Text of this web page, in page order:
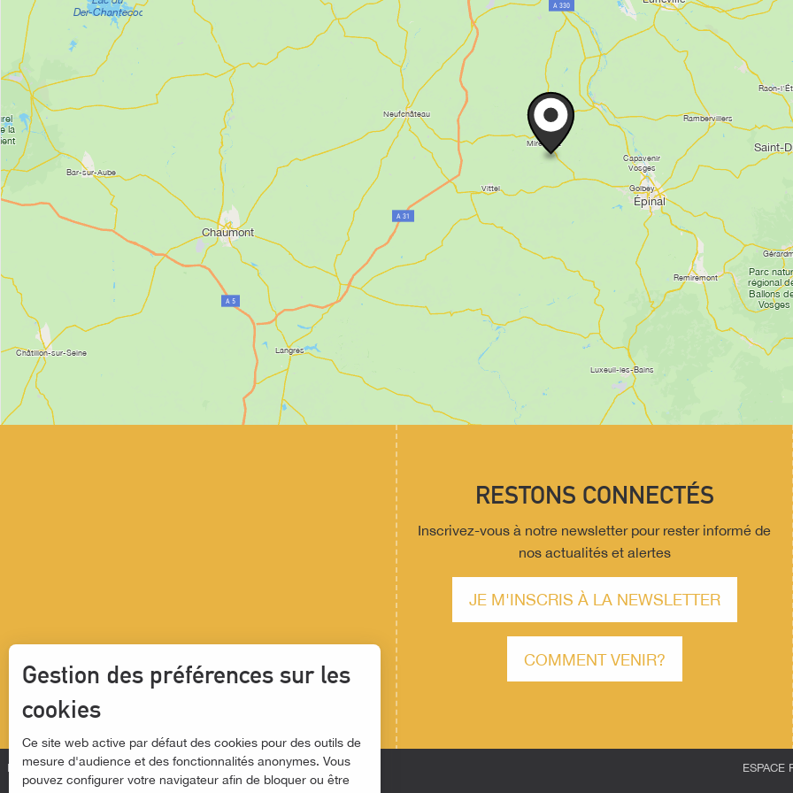
RESTONS CONNECTÉS
Inscrivez-vous à notre newsletter pour rester informé de
nos actualités et alertes
JE M'INSCRIS À LA NEWSLETTER
COMMENT VENIR?
MENTIONS LÉGALES ESPACE
Gestion des préférences sur les
cookies
Ce site web active par défaut des cookies pour des outils de
mesure d'audience et des fonctionnalités anonymes. Vous
pouvez configurer votre navigateur afin de bloquer ou être